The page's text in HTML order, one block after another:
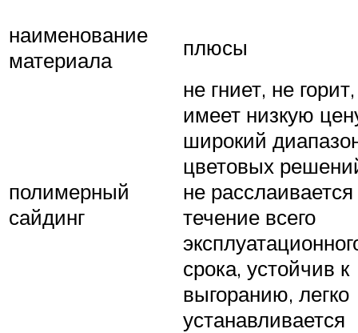
наименование
материала
плюсы
полимерный
сайдинг
не гниет, не горит,
имеет низкую
широкий
цветовых
не
течение всего
срока, устойчив к
выгоранию, легко
устанавливается